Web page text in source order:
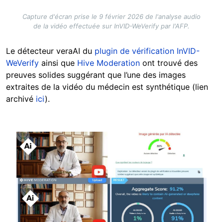
Capture d'écran prise le 9 février 2026 de l'analyse audio
de la vidéo effectuée sur InVID-WeVerify par l'AFP.
Le détecteur veraAI du plugin de vérification InVID-
WeVerify ainsi que Hive Moderation ont trouvé des
preuves solides suggérant que l’une des images
extraites de la vidéo du médecin est synthétique (lien
archivé ici).
Image